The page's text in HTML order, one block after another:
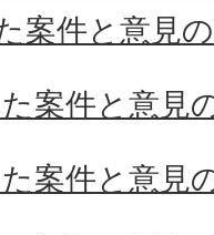
案件と意見
案件と意見
案件と意見